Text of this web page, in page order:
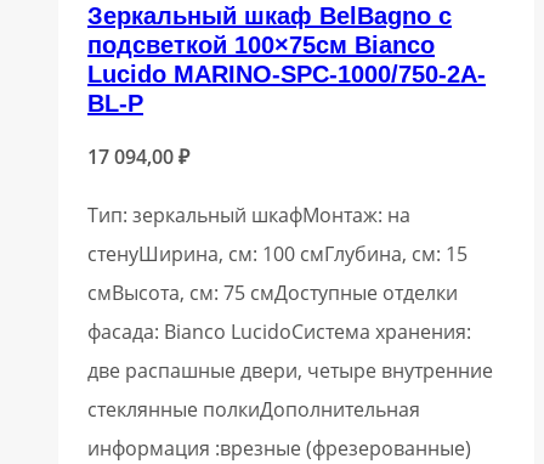
Зеркальный шкаф BelBagno с
подсветкой 100×75см Bianco
Lucido MARINO-SPC-1000/750-2A-
BL-P
17 094,00₽
Тип: зеркальный шкафМонтаж: на
стенуШирина, см: 100 смГлубина, см: 15
смВысота, см: 75 смДоступные отделки
фасада: Bianco LucidoСистема хранения:
две распашные двери, четыре внутренние
стеклянные полкиДополнительная
информация :врезные (фрезерованные)